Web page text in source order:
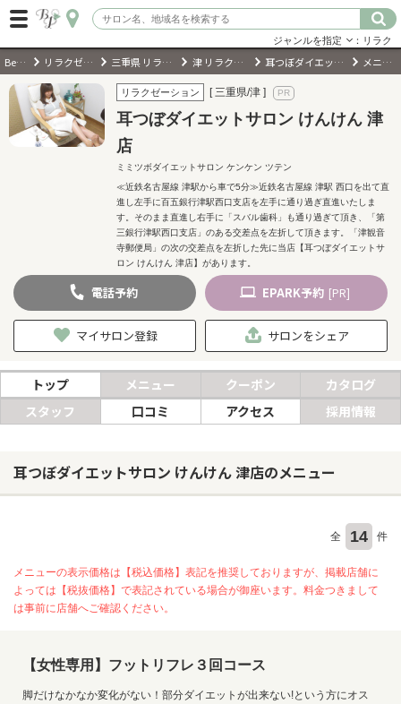
ログイン
会員登録（無料）
現在地から探す
リラクゼーションサロン
美容クリニック
ヘアカタログ
ネイルカタログ
ジャンルを指定 ：リラク
BeautyPark リラクゼーションサロン 三重県 リラクゼーションサロン 津 リラクゼーションサロン 耳つぼダイエットサロン けんけん 津店 メニュー・料金
リラクゼーション [ 三重県/津 ]
耳つぼダイエットサロン けんけん 津
店
ミミツボダイエットサロン ケンケン ツテン
≪近鉄名古屋線 津駅から車で5分≫近鉄名古屋線 津駅 西口を出て直
進し左手に百五銀行津駅西口支店を左手に通り過ぎ直進いたしま
す。そのまま直進し右手に「スバル歯科」も通り過ぎて頂き、「第
三銀行津駅西口支店」のある交差点を左折して頂きます。「津観音
寺郵便局」の次の交差点を左折した先に当店【耳つぼダイエットサ
ロン けんけん 津店】があります。
電話予約 EPARK予約 [PR]
マイサロン登録 サロンをシェア
トップ メニュー クーポン
カタログ
スタッフ
口コミ アクセス 採用情報
耳つぼダイエットサロン けんけん 津店のメニュー
全 14 件
メニューの表示価格は【税込価格】表記を推奨しておりますが、掲載店舗に
よっては【税抜価格】で表記されている場合が御座います。料金つきまして
は事前に店舗へご確認ください。
【女性専用】フットリフレ３回コース
脚だけなかなか変化がない！部分ダイエットが出来ない!という方にオス